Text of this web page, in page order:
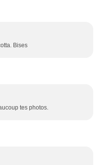
Bises
tes photos.